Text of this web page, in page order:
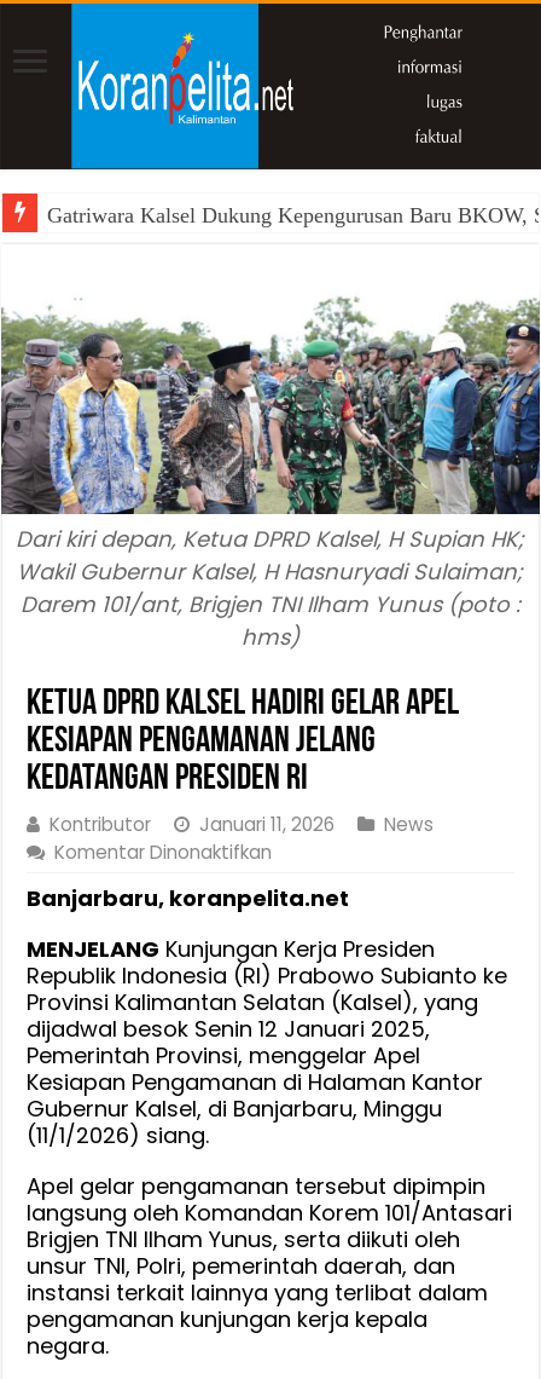
Gatriwara Kalsel Dukung Kepengurusan Baru BKOW,
Dari kiri depan, Ketua DPRD Kalsel, H Supian HK;
Wakil Gubernur Kalsel, H Hasnuryadi Sulaiman;
Darem 101/ant, Brigjen TNI Ilham Yunus (poto :
hms)
Ketua DPRD Kalsel Hadiri Gelar Apel
Kesiapan Pengamanan Jelang
Kedatangan Presiden RI
Kontributor Januari 11, 2026
News
Komentar Dinonaktifkan
DPRD
Hadiri
Gelar
Apel
Kesiapan
Pengamanan
Jelang
Kedatangan
RI
Banjarbaru, koranpelita.net
MENJELANG Kunjungan Kerja Presiden
Republik Indonesia (RI) Prabowo Subianto ke
Provinsi Kalimantan Selatan (Kalsel), yang
dijadwal besok Senin 12 Januari 2025,
Pemerintah Provinsi, menggelar Apel
Kesiapan Pengamanan di Halaman Kantor
Gubernur Kalsel, di Banjarbaru, Minggu
(11/1/2026) siang.
Apel gelar pengamanan tersebut dipimpin
langsung oleh Komandan Korem 101/Antasari
Brigjen TNI Ilham Yunus, serta diikuti oleh
unsur TNI, Polri, pemerintah daerah, dan
instansi terkait lainnya yang terlibat dalam
pengamanan kunjungan kerja kepala
negara.